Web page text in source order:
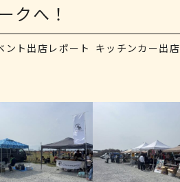
クへ！
ント出店レポート キッチンカー出店